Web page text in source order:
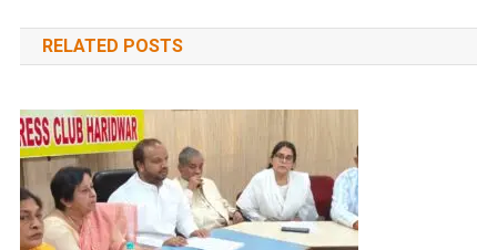
navigation
RELATED POSTS